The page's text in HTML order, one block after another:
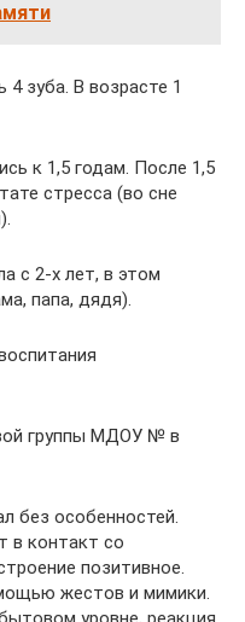
зуба. В возрасте 1
к 1,5 годам. После 1,5
стресса (во сне
с 2-х лет, в этом
папа, дядя).
группы МДОУ № в
без особенностей.
в контакт со
позитивное.
жестов и мимики.